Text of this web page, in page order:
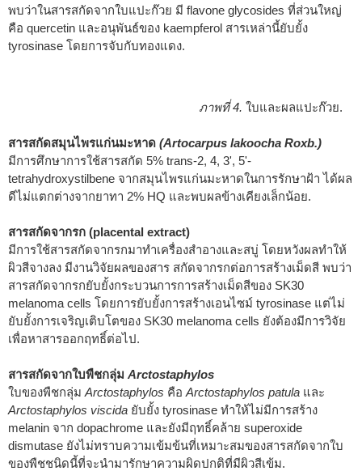
พบว่าในสารสกัดจากใบแปะก๊วย มี flavone glycosides ที่ส่วนใหญ่
คือ quercetin และอนุพันธ์ของ kaempferol สารเหล่านี้ยับยั้ง
tyrosinase โดยการจับกับทองแดง.
ภาพที่ 4. ใบและผลแปะก๊วย.
สารสกัดสมุนไพรแก่นมะหาด (Artocarpus lakoocha Roxb.)
มีการศึกษาการใช้สารสกัด 5% trans-2, 4, 3', 5'-
tetrahydroxystilbene จากสมุนไพรแก่นมะหาดในการรักษาฝ้า ได้ผล
ดีไม่แตกต่างจากยาทา 2% HQ และพบผลข้างเคียงเล็กน้อย.
สารสกัดจากรก (placental extract)
มีการใช้สารสกัดจากรกมาทำเครื่องสำอางและสบู่ โดยหวังผลทำให้
ผิวสีจางลง มีงานวิจัยผลของสาร สกัดจากรกต่อการสร้างเม็ดสี พบว่า
สารสกัดจากรกยับยั้งกระบวนการการสร้างเม็ดสีของ SK30
melanoma cells โดยการยับยั้งการสร้างเอนไซม์ tyrosinase แต่ไม่
ยับยั้งการเจริญเติบโตของ SK30 melanoma cells ยังต้องมีการวิจัย
เพื่อหาสารออกฤทธิ์ต่อไป.
สารสกัดจากใบพืชกลุ่ม Arctostaphylos
ใบของพืชกลุ่ม Arctostaphylos คือ Arctostaphylos patula และ
Arctostaphylos viscida ยับยั้ง tyrosinase ทำให้ไม่มีการสร้าง
melanin จาก dopachrome และยังมีฤทธิ์คล้าย superoxide
dismutase ยังไม่ทราบความเข้มข้นที่เหมาะสมของสารสกัดจากใบ
ของพืชชนิดนี้ที่จะนำมารักษาความผิดปกติที่มีผิวสีเข้ม.